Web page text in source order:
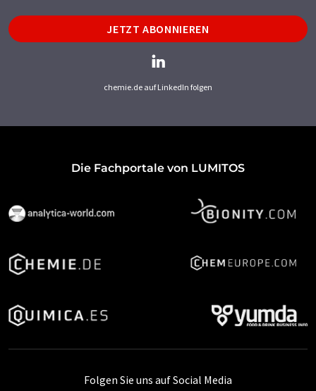
JETZT ABONNIEREN
chemie.de auf LinkedIn folgen
Die Fachportale von LUMITOS
Folgen Sie uns auf Social Media